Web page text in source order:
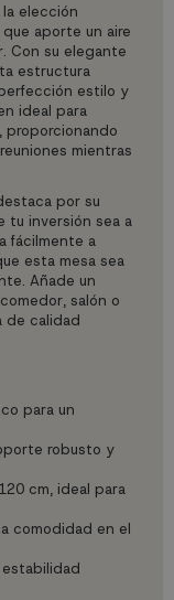
elección
aporte un aire
Con su elegante
estructura
estilo y
ideal para
proporcionando
mientras
por su
tu inversión sea a
fácilmente a
esta mesa sea
Añade un
salón o
de calidad
para un
robusto y
cm, ideal para
comodidad en el